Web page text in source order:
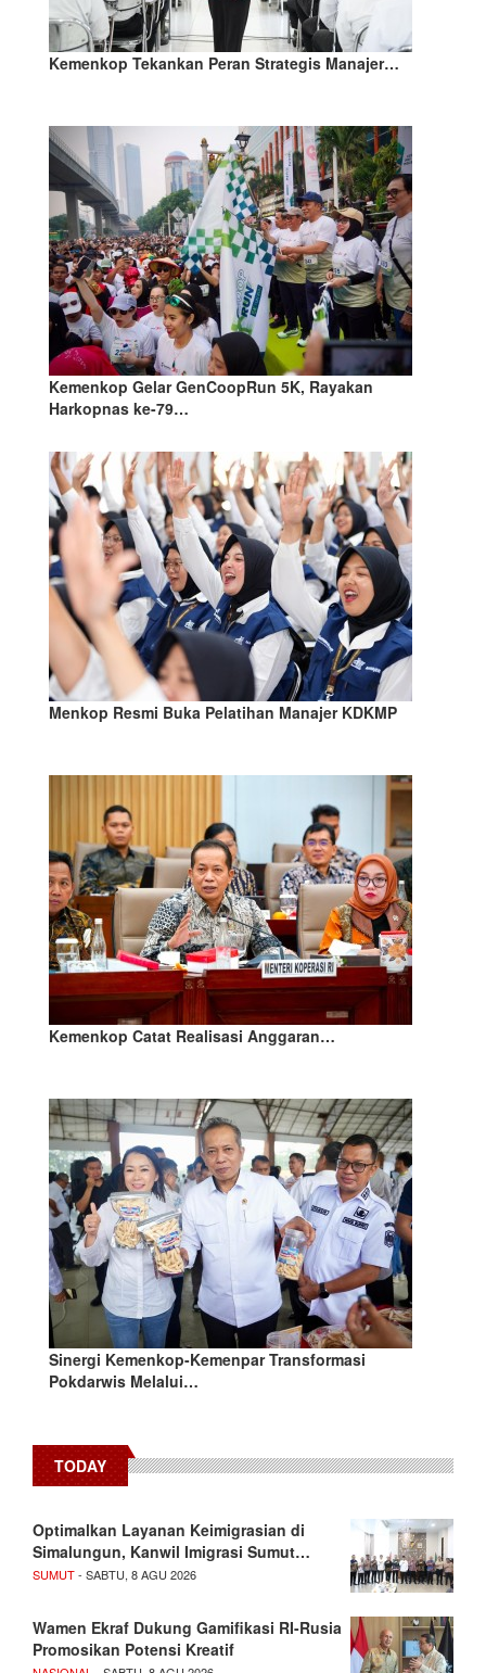
Kemenkop Tekankan Peran Strategis Manajer…
Kemenkop Gelar GenCoopRun 5K, Rayakan
Harkopnas ke-79…
Menkop Resmi Buka Pelatihan Manajer KDKMP
Kemenkop Catat Realisasi Anggaran…
Sinergi Kemenkop-Kemenpar Transformasi
Pokdarwis Melalui…
TODAY
Optimalkan Layanan Keimigrasian di
Simalungun, Kanwil Imigrasi Sumut…
SUMUT- SABTU, 8 AGU 2026
Wamen Ekraf Dukung Gamifikasi RI-Rusia
Promosikan Potensi Kreatif